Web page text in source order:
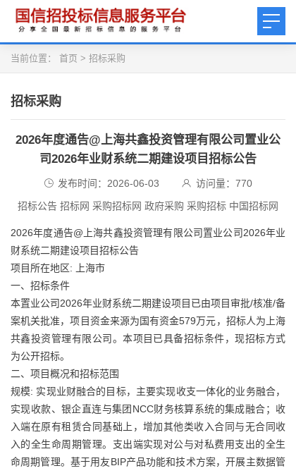
当前位置： 首页 > 招标采购
招标采购
2026年度通告@上海共鑫投资管理有限公司置业公
司2026年业财系统二期建设项目招标公告
发布时间：2026-06-03 访问量： 770
招标公告 招标网 采购招标网 政府采购 采购招标 中国招标网
2026年度通告@上海共鑫投资管理有限公司置业公司2026年业
财系统二期建设项目招标公告
项目所在地区: 上海市
一、招标条件
本置业公司2026年业财系统二期建设项目已由项目审批/核准/备
案机关批准，项目资金来源为国有资金579万元，招标人为上海
共鑫投资管理有限公司。本项目已具备招标条件，现招标方式
为公开招标。
二、项目概况和招标范围
规模: 实现业财融合的目标，主要实现收支一体化的业务融合，
实现收款、银企直连与集团NCC财务核算系统的集成融合；收
入端在原有租赁合同基础上，增加其他类收入合同与无合同收
入的全生命周期管理。支出端实现对公与对私费用支出的全生
命周期管理。基于用友BIP产品功能和技术方案，开展主数据管